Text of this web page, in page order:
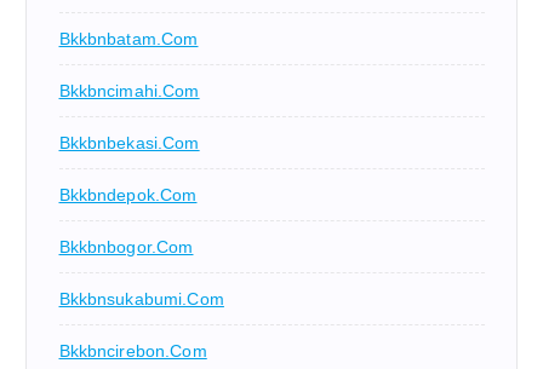
Bkkbnbatam.com
Bkkbncimahi.com
Bkkbnbekasi.com
Bkkbndepok.com
Bkkbnbogor.com
Bkkbnsukabumi.com
Bkkbncirebon.com